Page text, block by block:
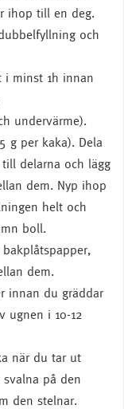
ihop till en deg.
och
i minst 1h innan
undervärme).
g per kaka). Dela
delarna och lägg
dem. Nyp ihop
helt och
boll.
dem.
innan du gräddar
ugnen i 10-12
när du tar ut
på den
den stelnar.